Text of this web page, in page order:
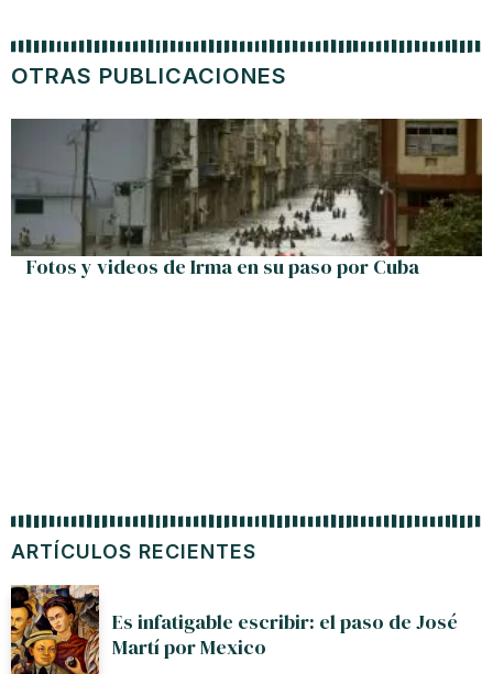
ARTÍCULOS RECIENTES
Es infatigable escribir: el paso de José
Martí por Mexico
OTRAS PUBLICACIONES
Fotos y videos de Irma en su paso por Cuba